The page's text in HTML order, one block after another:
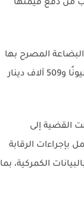
من دفع قيمتها
المصرح بها
ومحتويات الشحنة الفعلية، الأمر الذي تسبب بهدر في المال العام بلغ 40 مليونًا و509 آلاف دينار
القضية إلى
بإجراءات الرقابة
الكمركية، بما